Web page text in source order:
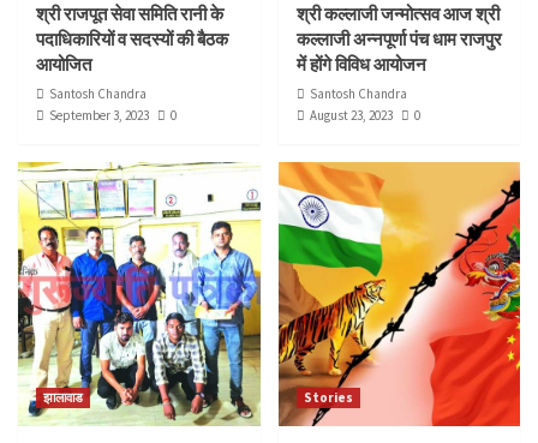
श्री राजपूत सेवा समिति रानी के
पदाधिकारियों व सदस्यों की बैठक
आयोजित
Santosh Chandra
September 3, 2023
0
श्री कल्लाजी जन्मोत्सव आज श्री
कल्लाजी अन्नपूर्णा पंच धाम राजपुर
में होंगे विविध आयोजन
Santosh Chandra
August 23, 2023
0
झालावाड Stories